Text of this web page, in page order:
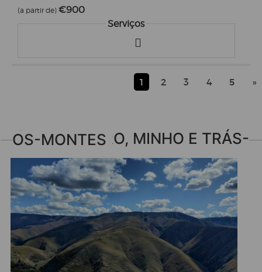
(a partir de) €900
Serviços
1 2 3 4 5 »
VIVA DOURO, MINHO E TRÁS-OS-MONTES